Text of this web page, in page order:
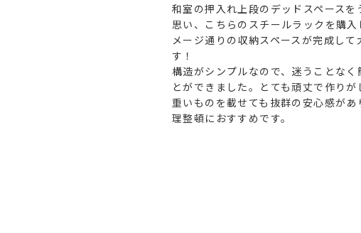
和室の押入れ上段のデッドスペースを
思い、こちらのスチールラックを購
メージ通りの収納スペースが完成して
す！
構造がシンプルなので、迷うことなく
とができました。とても頑丈で作りが
重いものを載せても抜群の安心感が
理整頓におすすめです。